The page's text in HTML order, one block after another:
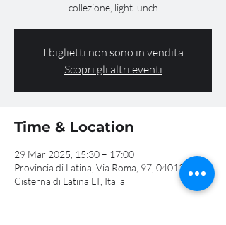
collezione, light lunch
I biglietti non sono in vendita
Scopri gli altri eventi
Time & Location
29 Mar 2025, 15:30 – 17:00
Provincia di Latina, Via Roma, 97, 04012
Cisterna di Latina LT, Italia